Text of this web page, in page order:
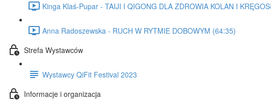
Kinga Klaś-Pupar - TAIJI I QIGONG DLA ZDROWIA KOLAN I
Anna Radoszewska - RUCH W RYTMIE DOBOWYM (64:35)
Strefa Wystawców
Wystawcy QiFit Festival 2023
Informacje i organizacja